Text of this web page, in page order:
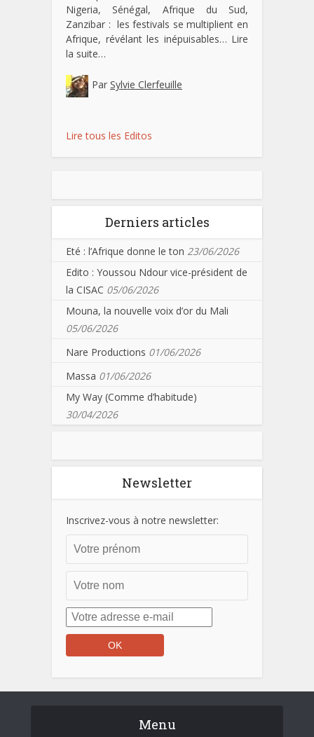
Nigeria, Sénégal, Afrique du Sud,
Zanzibar : les festivals se multiplient en
Afrique, révélant les inépuisables… Lire
la suite…
Par Sylvie Clerfeuille
Lire tous les Editos
Derniers articles
Eté : l’Afrique donne le ton 23/06/2026
Edito : Youssou Ndour vice-président de
la CISAC 05/06/2026
Mouna, la nouvelle voix d’or du Mali
05/06/2026
Nare Productions 01/06/2026
Massa 01/06/2026
My Way (Comme d’habitude)
30/04/2026
Newsletter
Inscrivez-vous à notre newsletter:
Menu